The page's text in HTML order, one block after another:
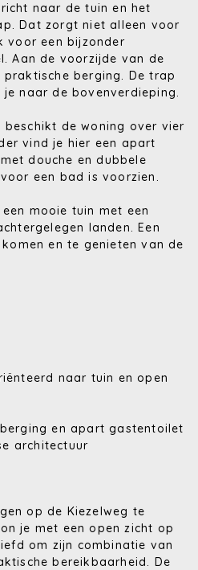
naar de tuin en het
Dat zorgt niet alleen voor
voor een bijzonder
Aan de voorzijde van de
berging. De trap
naar de bovenverdieping.
de woning over vier
vind je hier een apart
douche en dubbele
een bad is voorzien.
mooie tuin met een
landen. Een
en te genieten van de
naar tuin en open
en apart gastentoilet
architectuur
op de Kiezelweg te
je met een open zicht op
om zijn combinatie van
bereikbaarheid. De